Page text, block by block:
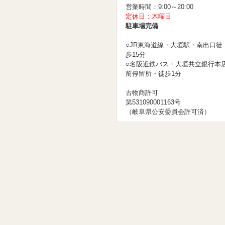
営業時間：9:00～20:00
定休日：木曜日
駐車場完備
○JR東海道線・大垣駅・南出口徒
歩15分
○名阪近鉄バス・大垣共立銀行本
前停留所・徒歩1分
古物商許可
第531090001163号
（岐阜県公安委員会許可済）